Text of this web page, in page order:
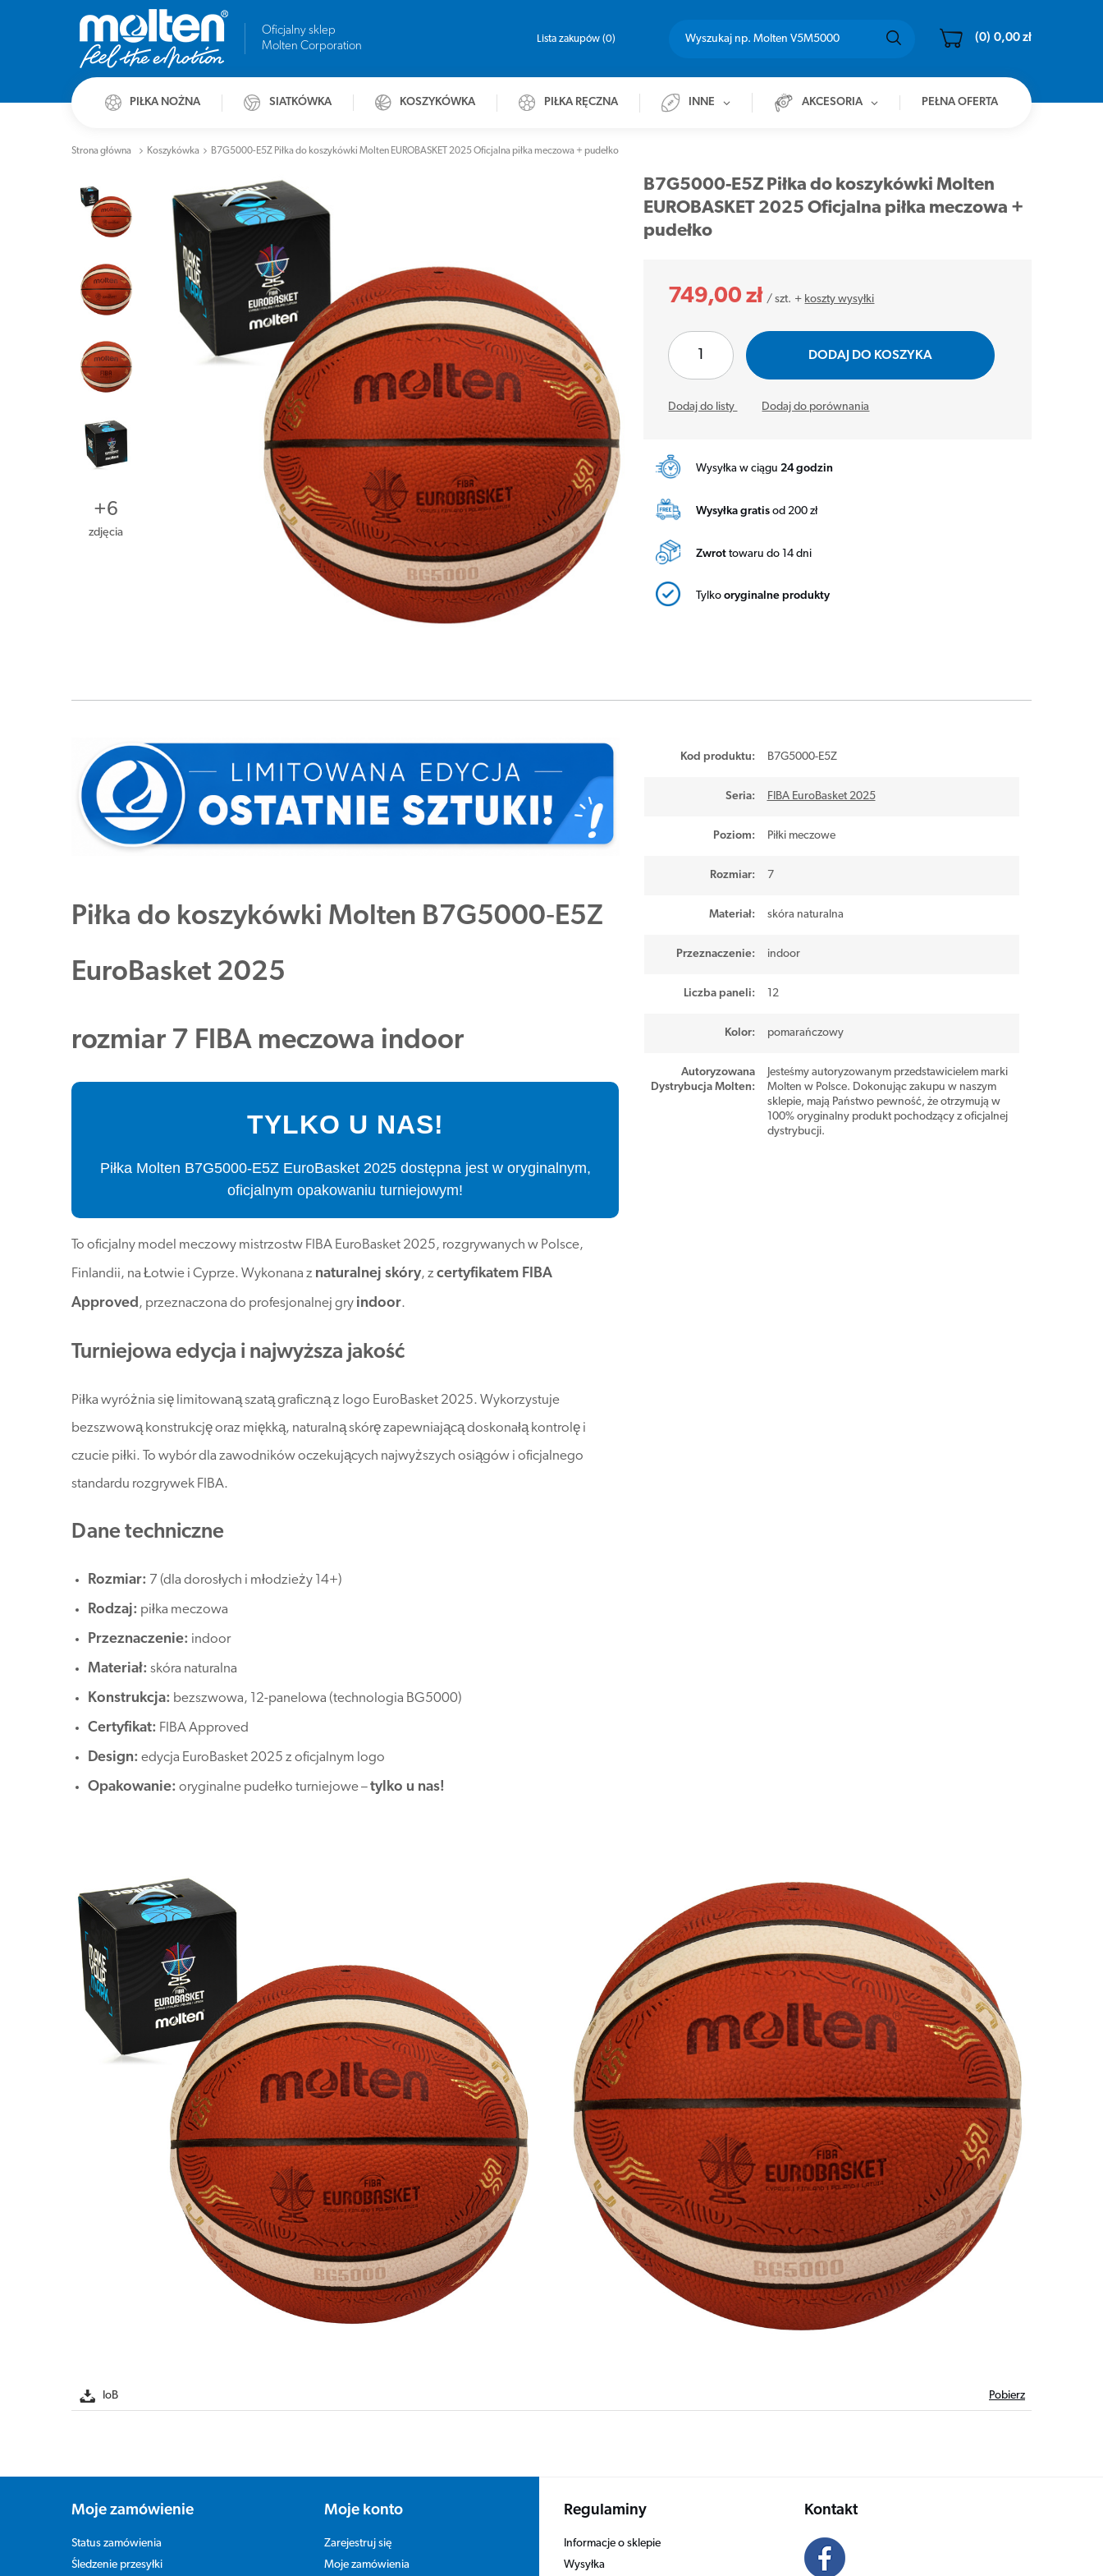
Oficjalny sklep
Molten Corporation
Lista zakupów 0 (0) 0,00 zł
PIŁKA NOŻNA SIATKÓWKA KOSZYKÓWKA PIŁKA RĘCZNA INNE AKCESORIA PEŁNA OFERTA
Strona główna Koszykówka B7G5000-E5Z Piłka do koszykówki Molten EUROBASKET 2025 Oficjalna piłka meczowa + pudełko
+6
zdjęcia
B7G5000-E5Z Piłka do koszykówki Molten
EUROBASKET 2025 Oficjalna piłka meczowa +
pudełko
749,00 zł /szt. + koszty wysyłki
DODAJ DO KOSZYKA
Dodaj do listy Dodaj do porównania
Wysyłka w ciągu 24 godzin
Wysyłka gratis od 200 zł
Zwrot towaru do 14 dni
Tylkooryginalne produkty
Piłka do koszykówki Molten B7G5000‑E5Z
EuroBasket 2025
rozmiar 7 FIBA meczowa indoor
TYLKO U NAS!
Piłka Molten B7G5000-E5Z EuroBasket 2025 dostępna jest w oryginalnym,
oficjalnym opakowaniu turniejowym!
To oficjalny model meczowy mistrzostw FIBA EuroBasket 2025, rozgrywanych w Polsce,
Finlandii, na Łotwie i Cyprze. Wykonana z naturalnej skóry, z certyfikatem FIBA
Approved, przeznaczona do profesjonalnej gry indoor.
Turniejowa edycja i najwyższa jakość
Piłka wyróżnia się limitowaną szatą graficzną z logo EuroBasket 2025. Wykorzystuje
bezszwową konstrukcję oraz miękką, naturalną skórę zapewniającą doskonałą kontrolę i
czucie piłki. To wybór dla zawodników oczekujących najwyższych osiągów i oficjalnego
standardu rozgrywek FIBA.
Dane techniczne
Rozmiar: 7 (dla dorosłych i młodzieży 14+)
Rodzaj: piłka meczowa
Przeznaczenie: indoor
Materiał: skóra naturalna
Konstrukcja: bezszwowa, 12-panelowa (technologia BG5000)
Certyfikat: FIBA Approved
Design: edycja EuroBasket 2025 z oficjalnym logo
Opakowanie: oryginalne pudełko turniejowe –tylko u nas!
Kod produktu: B7G5000-E5Z
Seria: FIBA EuroBasket 2025
Poziom: Piłki meczowe
Rozmiar: 7
Materiał: skóra naturalna
Przeznaczenie: indoor
Liczba paneli: 12
Kolor: pomarańczowy
Autoryzowana
Dystrybucja Molten:
Jesteśmy autoryzowanym przedstawicielem marki
Molten w Polsce. Dokonując zakupu w naszym
sklepie, mają Państwo pewność, że otrzymują w
100% oryginalny produkt pochodzący z oficjalnej
dystrybucji.
IoB Pobierz
Moje zamówienie
Status zamówienia
Śledzenie przesyłki
Moje konto
Zarejestruj się
Moje zamówienia
Regulaminy
Informacje o sklepie
Wysyłka
Kontakt